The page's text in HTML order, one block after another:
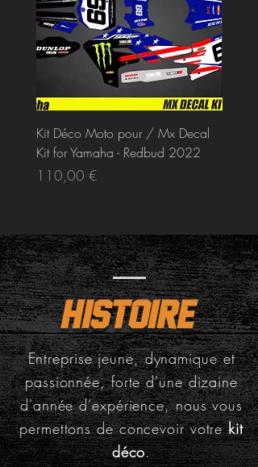
Kit Déco Moto pour / Mx Decal
Kit for Yamaha - Redbud 2022
Prix
110,00 €
HISTOIRE
Entreprise jeune, dynamique et
passionnée, forte d'une dizaine
d'année d’expérience, nous vous
permettons de concevoir votrekit
déco.